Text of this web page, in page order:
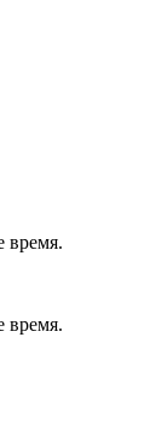
время.
время.